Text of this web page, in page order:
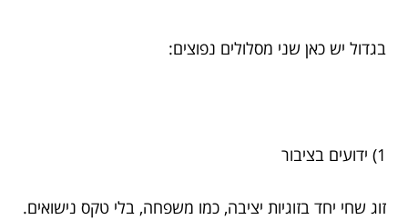
בגדול יש כאן שני מסלולים נפוצים:
1) ידועים בציבור
זוג שחי יחד בזוגיות יציבה, כמו משפחה, בלי טקס נישואים.